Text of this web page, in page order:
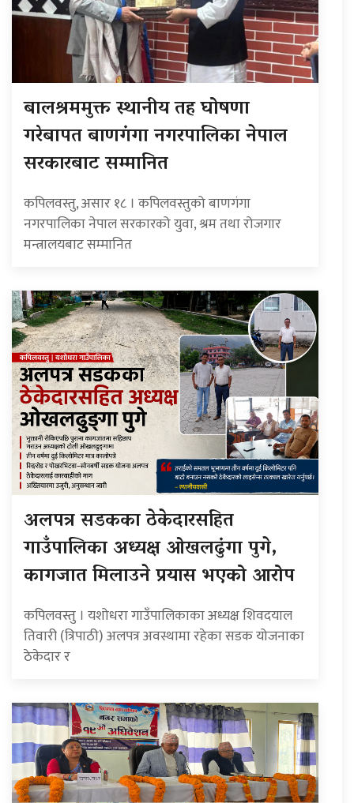
बालश्रममुक्त स्थानीय तह घोषणा
गरेबापत बाणगंगा नगरपालिका नेपाल
सरकारबाट सम्मानित
कपिलवस्तु, असार १८ । कपिलवस्तुको बाणगंगा
नगरपालिका नेपाल सरकारको युवा, श्रम तथा रोजगार
मन्त्रालयबाट सम्मानित
अलपत्र सडकका ठेकेदारसहित
गाउँपालिका अध्यक्ष ओखलढुंगा पुगे,
कागजात मिलाउने प्रयास भएको आरोप
कपिलवस्तु । यशोधरा गाउँपालिकाका अध्यक्ष शिवदयाल
तिवारी (त्रिपाठी) अलपत्र अवस्थामा रहेका सडक योजनाका
ठेकेदार र